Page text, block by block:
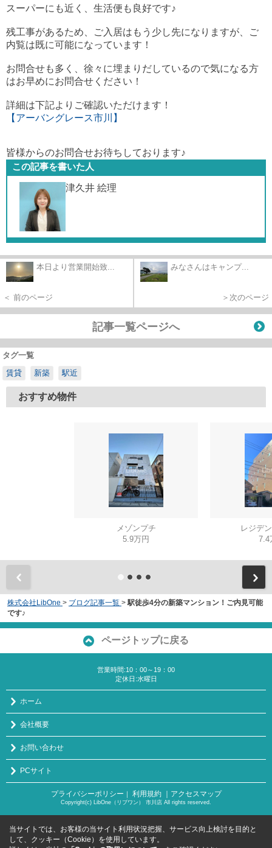
スーパーにも近く、生活便も良好です♪
残工事があるため、ご入居はもう少し先になりますが、ご
内覧は既に可能になっています！
お問合せも多く、徐々に埋まりだしているので気になる方
はお早めにお問合せください！
詳細は下記よりご確認いただけます！
【アーバングレース市川】
皆様からのお問合せお待ちしております♪
この記事を書いた人
津久井 絵理
本日より営業開始致...
＜ 前のページ
みなさんはキャンプ...
＞次のページ
記事一覧ページへ
タグ一覧
賃貸
新築 駅近
おすすめ物件
メゾンプチ
5.9万円
レジデ
7.4
株式会社LibOne > ブログ記事一覧 > 駅徒歩4分の新築マンション！ご内見可能
です♪
ページトップに戻る
営業時間:10：00～19：00
定休日:水曜日
ホーム
会社概要
お問い合わせ
PCサイト
プライバシーポリシー ｜ 利用規約 ｜アクセスマップ
Copyright(c) LibOne（リブワン） 市川店 All rights reserved.
当サイトでは、お客様の当サイト利用状況把握、サービス向上検討を目的と
して、クッキー（Cookie）を使用しています。